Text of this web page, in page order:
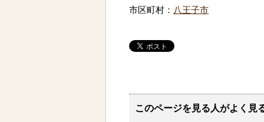
市区町村： 八王子市
このページを見る人がよく見